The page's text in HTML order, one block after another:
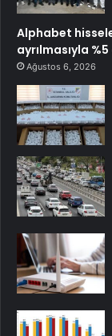
Alphabet
ayrılmasıyla
Ağustos 6, 2026